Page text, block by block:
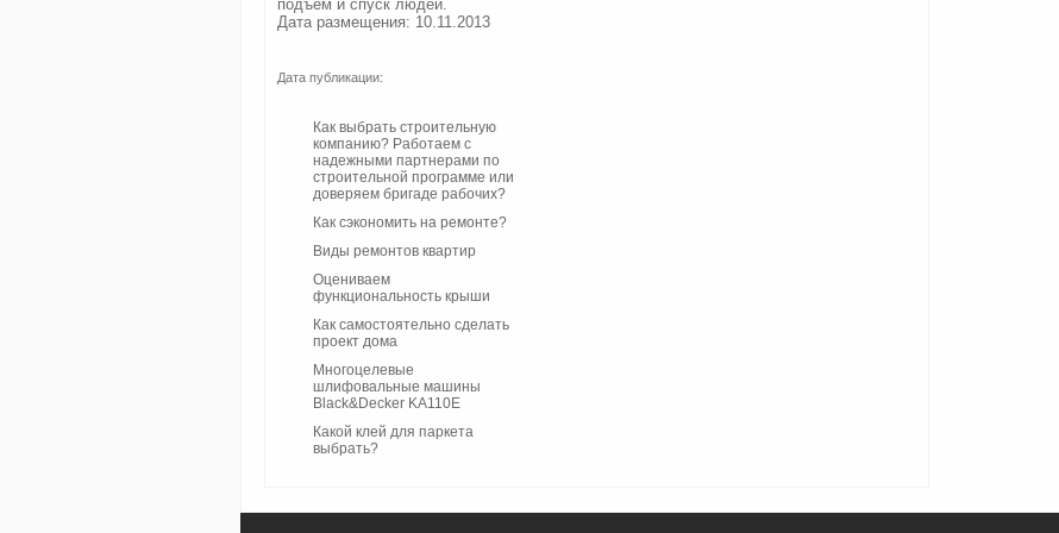
подъём и спуск людей.
Дата размещения: 10.11.2013
Дата публикации:
Как выбрать строительную
компанию? Работаем с
надежными партнерами по
строительной программе или
доверяем бригаде рабочих?
Как сэкономить на ремонте?
Виды ремонтов квартир
Оцениваем
функциональность крыши
Как самостоятельно сделать
проект дома
Многоцелевые
шлифовальные машины
Black&Decker KA110E
Какой клей для паркета
выбрать?